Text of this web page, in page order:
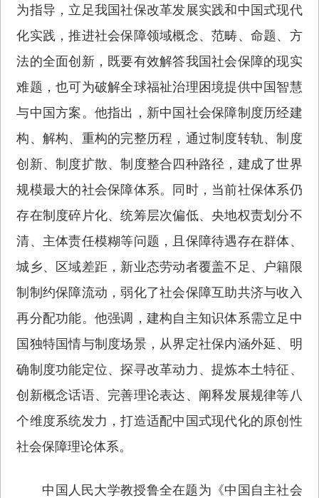
为指导，立足我国社保改革发展实践和中国式现代
化实践，推进社会保障领域概念、范畴、命题、方
法的全面创新，既要有效解答我国社会保障的现实
难题，也可为破解全球福祉治理困境提供中国智慧
与中国方案。他指出，新中国社会保障制度历经建
构、解构、重构的完整历程，通过制度转轨、制度
创新、制度扩散、制度整合四种路径，建成了世界
规模最大的社会保障体系。同时，当前社保体系仍
存在制度碎片化、统筹层次偏低、央地权责划分不
清、主体责任模糊等问题，且保障待遇存在群体、
城乡、区域差距，新业态劳动者覆盖不足、户籍限
制制约保障流动，弱化了社会保障互助共济与收入
再分配功能。他强调，建构自主知识体系需立足中
国独特国情与制度场景，从界定社保内涵外延、明
确制度功能定位、探寻改革动力、提炼本土特征、
创新概念话语、完善理论表达、阐释发展规律等八
个维度系统发力，打造适配中国式现代化的原创性
社会保障理论体系。
中国人民大学教授鲁全在题为《中国自主社会